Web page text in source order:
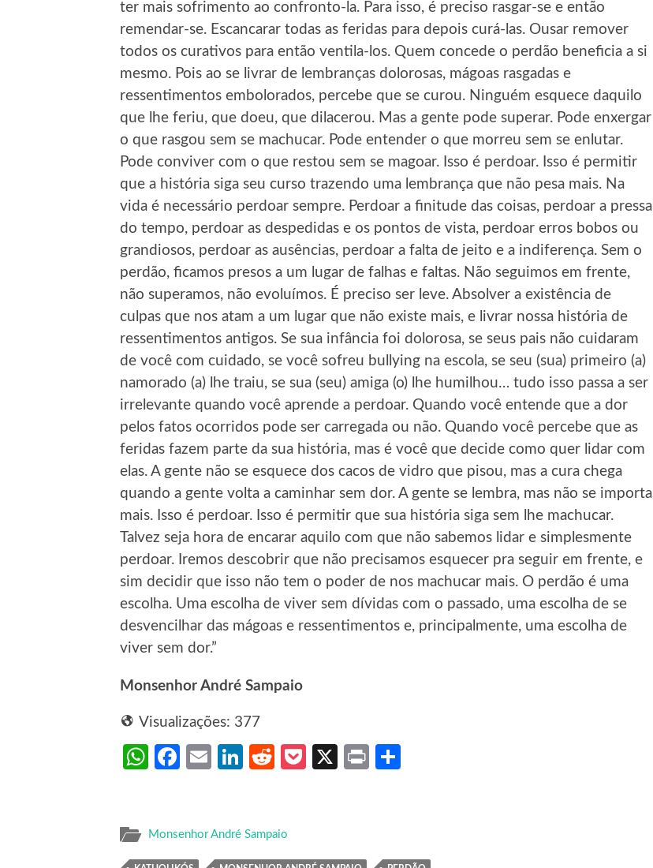
ter mais sofrimento ao confronto-la. Para isso, é preciso rasgar-se e então
remendar-se. Escancarar todas as feridas para depois curá-las. Ousar remover
todos os curativos para então ventila-los. Quem concede o perdão beneficia a si
mesmo. Pois ao se livrar de lembranças dolorosas, mágoas rasgadas e
ressentimentos embolorados, percebe que se curou. Ninguém esquece daquilo
que lhe feriu, que doeu, que dilacerou. Mas a gente pode superar. Pode enxergar
o que rasgou sem se machucar. Pode entender o que morreu sem se enlutar.
Pode conviver com o que restou sem se magoar. Isso é perdoar. Isso é permitir
que a história siga seu curso trazendo uma lembrança que não pesa mais. Na
vida é necessário perdoar sempre. Perdoar a finitude das coisas, perdoar a pressa
do tempo, perdoar as despedidas e os pontos de vista, perdoar erros bobos ou
grandiosos, perdoar as ausências, perdoar a falta de jeito e a indiferença. Sem o
perdão, ficamos presos a um lugar de falhas e faltas. Não seguimos em frente,
não superamos, não evoluímos. É preciso ser leve. Absolver a existência de
culpas que nos atam a um lugar que não existe mais, e livrar nossa história de
ressentimentos antigos. Se sua infância foi dolorosa, se seus pais não cuidaram
de você com cuidado, se você sofreu bullying na escola, se seu (sua) primeiro (a)
namorado (a) lhe traiu, se sua (seu) amiga (o) lhe humilhou… tudo isso passa a ser
irrelevante quando você aprende a perdoar. Quando você entende que a dor
pelos fatos ocorridos pode ser carregada ou não. Quando você percebe que as
feridas fazem parte da sua história, mas é você que decide como quer lidar com
elas. A gente não se esquece dos cacos de vidro que pisou, mas a cura chega
quando a gente volta a caminhar sem dor. A gente se lembra, mas não se importa
mais. Isso é perdoar. Isso é permitir que sua história siga sem lhe machucar.
Talvez seja hora de encarar aquilo com que não sabemos lidar e simplesmente
perdoar. Iremos descobrir que não precisamos esquecer pra seguir em frente, e
sim decidir que isso não tem o poder de nos machucar mais. O perdão é uma
escolha. Uma escolha de viver sem dívidas com o passado, uma escolha de se
desvencilhar das mágoas e ressentimentos e, principalmente, uma escolha de
viver sem dor.”
Monsenhor André Sampaio
Visualizações: 377
WhatsApp
Facebook
EmailLinkedIn
RedditPocket
X Print
Monsenhor André Sampaio